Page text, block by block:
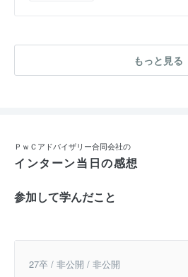
もっと見る
ＰｗＣアドバイザリー合同会社の
インターン当日の感想
参加して学んだこと
27卒 / 非公開 / 非公開